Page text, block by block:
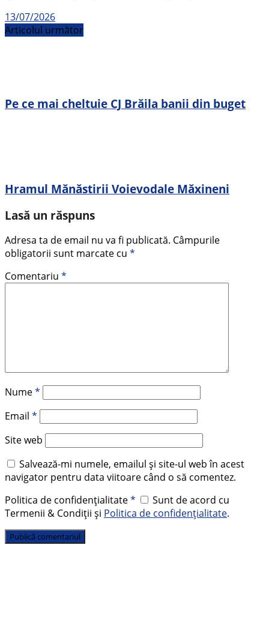
13/07/2026
Articolul următor
Pe ce mai cheltuie CJ Brăila banii din buget
Hramul Mănăstirii Voievodale Măxineni
Lasă un răspuns
Adresa ta de email nu va fi publicată. Câmpurile
obligatorii sunt marcate cu *
Comentariu *
Nume*
Email *
Site web
Salvează-mi numele, emailul și site-ul web în acest
navigator pentru data viitoare când o să comentez.
Politica de confidențialitate*
Sunt de acord cu
Termenii & Condiții și Politica de confidențialitate.